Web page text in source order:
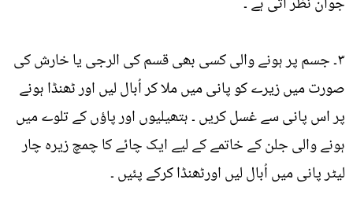
۳۔ جسم پر ہونے والی کسی بھی قسم کی الرجی یا خارش کی
صورت میں زیرے کو پانی میں ملا کر اُبال لیں اور ٹھنڈا ہونے
پر اس پانی سے غسل کریں ۔ ہتھیلیوں اور پاؤں کے تلوے میں
ہونے والی جلن کے خاتمے کے لیے ایک چائے کا چمچ زیرہ چار
لیٹر پانی میں اُبال لیں اورٹھنڈا کرکے پئیں ۔